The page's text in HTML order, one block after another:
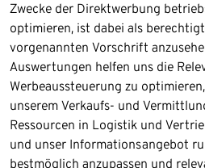
Zwecke der Direktwerbung
optimieren, ist dabei als
vorgenannten Vorschrift
Auswertungen helfen uns die
Werbeaussteuerung zu
unserem Verkaufs- und
Ressourcen in Logistik und
und unser Informationsangebot
bestmöglich anzupassen und